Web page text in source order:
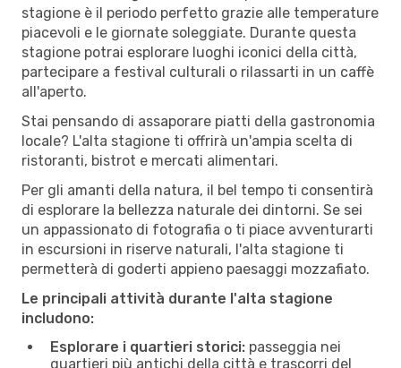
stagione è il periodo perfetto grazie alle temperature
piacevoli e le giornate soleggiate. Durante questa
stagione potrai esplorare luoghi iconici della città,
partecipare a festival culturali o rilassarti in un caffè
all'aperto.
Stai pensando di assaporare piatti della gastronomia
locale? L'alta stagione ti offrirà un'ampia scelta di
ristoranti, bistrot e mercati alimentari.
Per gli amanti della natura, il bel tempo ti consentirà
di esplorare la bellezza naturale dei dintorni. Se sei
un appassionato di fotografia o ti piace avventurarti
in escursioni in riserve naturali, l'alta stagione ti
permetterà di goderti appieno paesaggi mozzafiato.
Le principali attività durante l'alta stagione
includono:
Esplorare i quartieri storici: passeggia nei
quartieri più antichi della città e trascorri del